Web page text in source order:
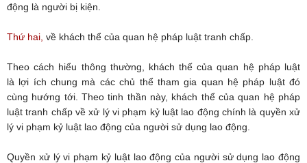
động là người bị kiện.
Thứ hai, về khách thể của quan hệ pháp luật tranh chấp.
Theo cách hiểu thông thường, khách thế của quan hệ pháp luật
là lợi ích chung mà các chủ thể tham gia quan hệ pháp luật đó
cùng hướng tới. Theo tinh thần này, khách thể của quan hệ pháp
luật tranh chấp về xử lý vi phạm kỷ luật lao động chính là quyền xử
lý vi phạm kỷ luật lao động của người sử dụng lao động.
Quyền xử lý vi phạm kỷ luật lao động của người sử dụng lao động